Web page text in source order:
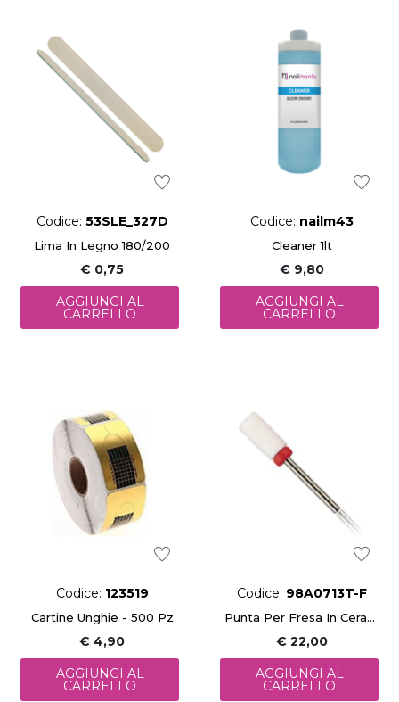
Codice: 53SLE_327D
Lima In Legno 180/200
€ 0,75
AGGIUNGI AL
CARRELLO
Codice: nailm43
Cleaner 1lt
€ 9,80
AGGIUNGI AL
CARRELLO
Codice: 123519
Cartine Unghie - 500 Pz
€ 4,90
AGGIUNGI AL
CARRELLO
Codice: 98A0713T-F
Punta Per Fresa In Ceramica Fine (6,6x13 Mm)
€ 22,00
AGGIUNGI AL
CARRELLO